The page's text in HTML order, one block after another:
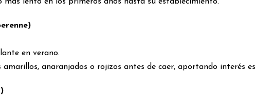
en verano.
amarillos, anaranjados o rojizos antes de caer, aportando interés